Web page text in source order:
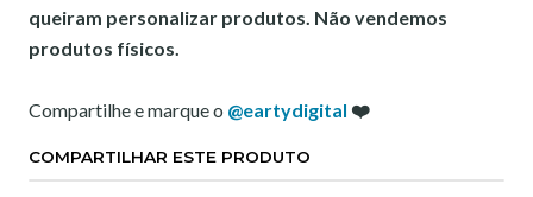
queiram personalizar produtos. Não vendemos
produtos físicos.
Compartilhe e marque o @eartydigital ❤️
COMPARTILHAR ESTE PRODUTO